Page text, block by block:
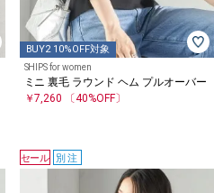
BUY2 10%OFF対象
SHIPS for women
ミニ 裏毛 ラウンド ヘム プルオーバー
￥7,260
〔40%OFF〕
セール 別注